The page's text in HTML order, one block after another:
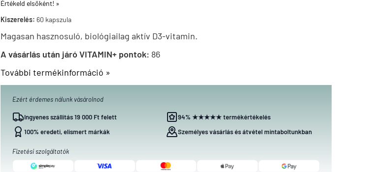
Értékeld elsőként! »
Kiszerelés: 60 kapszula
Magasan hasznosuló, biológiailag aktív D3-vitamin.
A vásárlás után járó VITAMIN+ pontok: 86
További termékinformáció »
Ezért érdemes nálunk vásárolnod
Ingyenes szállítás 19 000 Ft felett
94% ★★★★★ termékértékelés
100% eredeti, elismert márkák
Személyes vásárlás és átvétel mintaboltunkban
Fizetési szolgáltatók